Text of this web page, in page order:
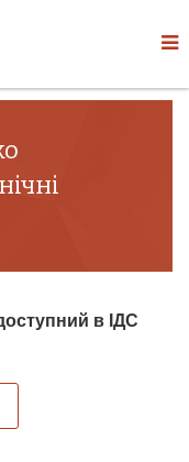
в ІДС